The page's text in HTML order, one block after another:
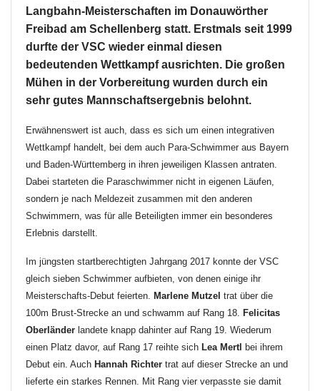
Langbahn-Meisterschaften im Donauwörther
Freibad am Schellenberg statt. Erstmals seit 1999
durfte der VSC wieder einmal diesen
bedeutenden Wettkampf ausrichten. Die großen
Mühen in der Vorbereitung wurden durch ein
sehr gutes Mannschaftsergebnis belohnt.
Erwähnenswert ist auch, dass es sich um einen integrativen
Wettkampf handelt, bei dem auch Para-Schwimmer aus Bayern
und Baden-Württemberg in ihren jeweiligen Klassen antraten.
Dabei starteten die Paraschwimmer nicht in eigenen Läufen,
sondern je nach Meldezeit zusammen mit den anderen
Schwimmern, was für alle Beteiligten immer ein besonderes
Erlebnis darstellt.
Im jüngsten startberechtigten Jahrgang 2017 konnte der VSC
gleich sieben Schwimmer aufbieten, von denen einige ihr
Meisterschafts-Debut feierten. Marlene Mutzel trat über die
100m Brust-Strecke an und schwamm auf Rang 18. Felicitas
Oberländer landete knapp dahinter auf Rang 19. Wiederum
einen Platz davor, auf Rang 17 reihte sich Lea Mertl bei ihrem
Debut ein. Auch Hannah Richter trat auf dieser Strecke an und
lieferte ein starkes Rennen. Mit Rang vier verpasste sie damit